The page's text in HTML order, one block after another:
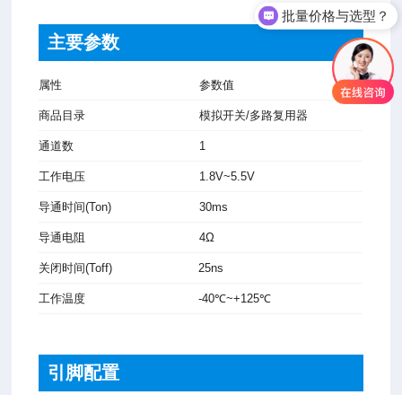
主要参数
属性 参数值
商品目录 模拟开关/多路复用器
通道数 1
工作电压 1.8V~5.5V
导通时间(Ton) 30ms
导通电阻 4Ω
关闭时间(Toff) 25ns
工作温度 -40℃~+125℃
引脚配置
批量价格与选型？